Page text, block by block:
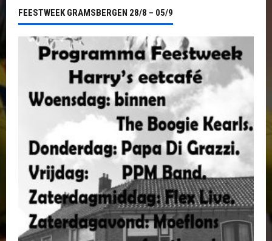
FEESTWEEK GRAMSBERGEN 28/8 – 05/9